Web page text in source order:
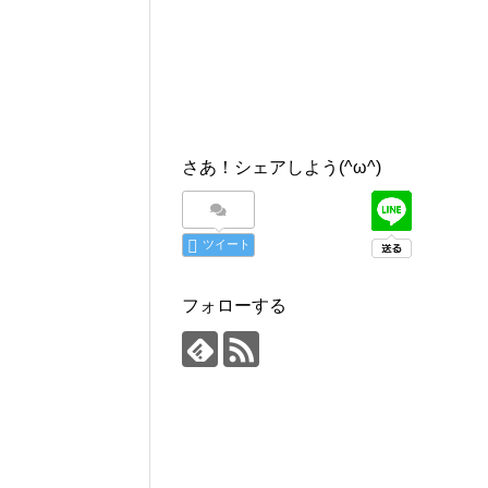
さあ！シェアしよう(^ω^)
ツイート
フォローする